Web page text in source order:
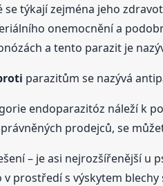
se týkají zejména jeho
onemocnění a
a tento parazit je
parazitům se nazývá
endoparazitóz náleží k
prodejců, se
– je asi nejrozšířenější u
v prostředí s výskytem